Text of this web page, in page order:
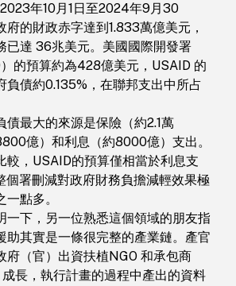
年10月1日至2024年9月30
府的財政赤字達到1.833萬億美元，
已達 36兆美元。美國國際開發署
的預算約為428億美元，USAID 的
負債約0.135%，在聯邦支出中所占
債最大的來源是保險（約2.1萬
億）和利息（約8000億）支出。
較，USAID的預算僅相當於利息支
個署刪減對政府財務負擔減輕效果極
點多。
一下，另一位熟悉這個領域的朋友指
助其實是一條很完整的產業鏈。產官
府（官）出資扶植NGO 和承包商
長，執行計畫的過程中產出的資料